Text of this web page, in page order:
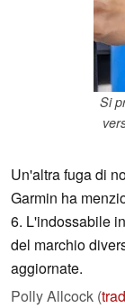
Si
Un'altra fuga di
Garmin ha
6. L'indossabile
del marchio
aggiornate.
Polly Allcock (